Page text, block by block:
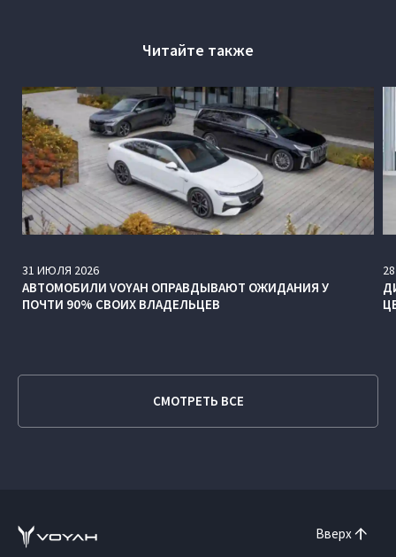
Читайте также
31 ИЮЛЯ 2026
АВТОМОБИЛИ VOYAH ОПРАВДЫВАЮТ ОЖИДАНИЯ У
ПОЧТИ 90% СВОИХ ВЛАДЕЛЬЦЕВ
28
СМОТРЕТЬ ВСЕ
Вверх